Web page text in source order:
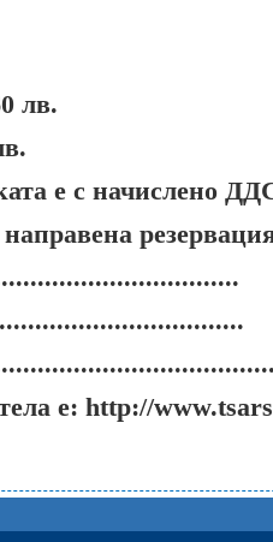
лв.
е с начислено
е: http://www.